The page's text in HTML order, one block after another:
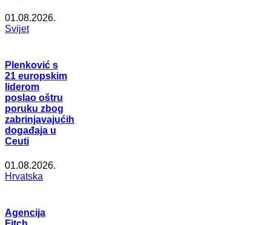
01.08.2026.
Svijet
Plenković s
21 europskim
liderom
poslao oštru
poruku zbog
zabrinjavajućih
događaja u
Ceuti
01.08.2026.
Hrvatska
Agencija